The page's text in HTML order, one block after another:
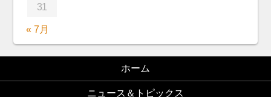
31
« 7月
ホーム
ニュース＆トピックス